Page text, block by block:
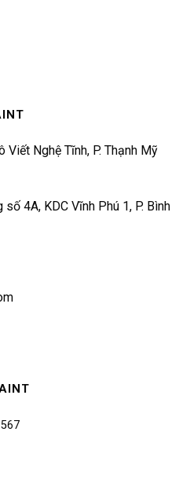
Viết Nghệ Tĩnh, P. Thạnh Mỹ
4A, KDC Vĩnh Phú 1, P. Bình